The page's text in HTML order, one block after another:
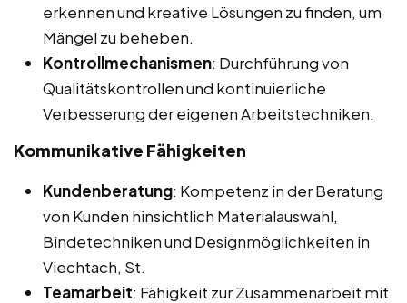
erkennen und kreative Lösungen zu finden, um
Mängel zu beheben.
Kontrollmechanismen: Durchführung von
Qualitätskontrollen und kontinuierliche
Verbesserung der eigenen Arbeitstechniken.
Kommunikative Fähigkeiten
Kundenberatung: Kompetenz in der Beratung
von Kunden hinsichtlich Materialauswahl,
Bindetechniken und Designmöglichkeiten in
Viechtach, St.
Teamarbeit: Fähigkeit zur Zusammenarbeit mit